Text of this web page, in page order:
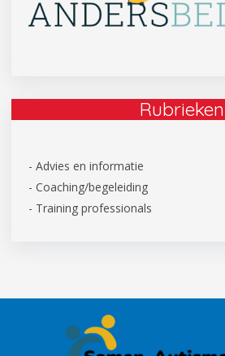
Rubrieken
- Advies en informatie
- Coaching/begeleiding
- Training professionals